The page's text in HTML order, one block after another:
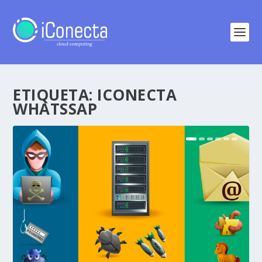
ETIQUETA: ICONECTA
WHATSSAP